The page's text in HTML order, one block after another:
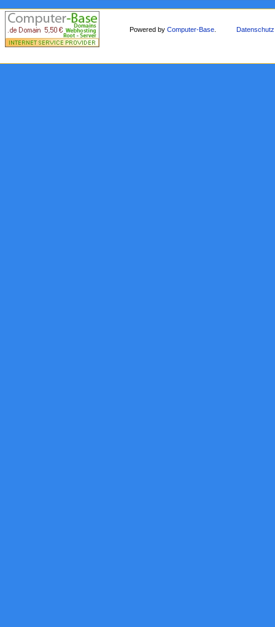
Powered byComputer-Base Datenschutz